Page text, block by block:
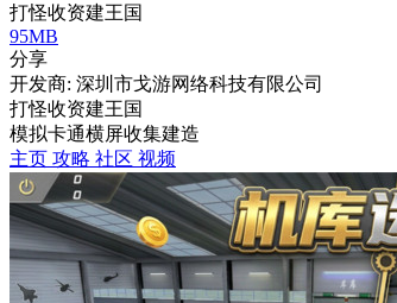
打怪收资建王国
95MB
分享
开发商: 深圳市戈游网络科技有限公司
打怪收资建王国
模拟卡通横屏收集建造
主页 攻略 社区 视频